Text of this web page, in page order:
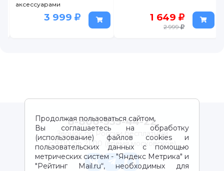
аксессуарами
3 999 1 649
2 999
Продолжая пользоваться сайтом,
Вы соглашаетесь на обработку
(использование) файлов cookies и
пользовательских данных с помощью
метрических систем - "Яндекс Метрика" и
"Рейтинг Mail.ru“, необходимых для
8-800-333-44-22
Звонок по России бесплатный
с 9:00 до 21:00 (время московское)